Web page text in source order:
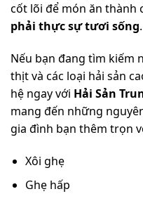
cốt lõi để món ăn thành
phải thực sự tươi sống.
Nếu bạn đang tìm kiếm
thịt và các loại hải sản
hệ ngay với Hải Sản
mang đến những
gia đình bạn thêm trọn
Xôi ghẹ
Ghẹ hấp